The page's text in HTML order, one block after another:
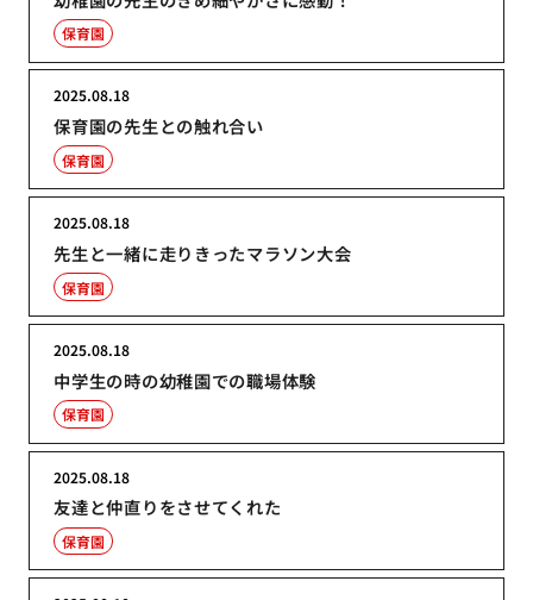
保育園
保育園の先生との触れ合い
2025.08.18
保育園
先生と一緒に走りきったマラソン大会
2025.08.18
保育園
中学生の時の幼稚園での職場体験
2025.08.18
保育園
友達と仲直りをさせてくれた
2025.08.18
保育園